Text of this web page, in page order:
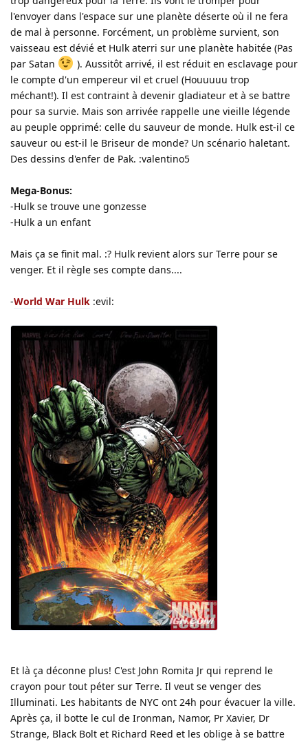
l'envoyer dans l'espace sur une planète déserte où il ne fera
de mal à personne. Forcément, un problème survient, son
vaisseau est dévié et Hulk aterri sur une planète habitée (Pas
par Satan
). Aussitôt arrivé, il est réduit en esclavage pour
le compte d'un empereur vil et cruel (Houuuuu trop
méchant!). Il est contraint à devenir gladiateur et à se battre
pour sa survie. Mais son arrivée rappelle une vieille légende
au peuple opprimé: celle du sauveur de monde. Hulk est-il ce
sauveur ou est-il le Briseur de monde? Un scénario haletant.
Des dessins d'enfer de Pak. :valentino5
Mega-Bonus:
-Hulk se trouve une gonzesse
-Hulk a un enfant
Mais ça se finit mal. :? Hulk revient alors sur Terre pour se
venger. Et il règle ses compte dans....
-World War Hulk :evil:
Et là ça déconne plus! C'est John Romita Jr qui reprend le
crayon pour tout péter sur Terre. Il veut se venger des
Illuminati. Les habitants de NYC ont 24h pour évacuer la ville.
Après ça, il botte le cul de Ironman, Namor, Pr Xavier, Dr
Strange, Black Bolt et Richard Reed et les oblige à se battre